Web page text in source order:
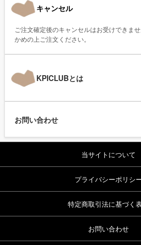
キャンセル
ご注文確定後のキャンセルはお受けできま
かめの上ご注文ください。
KPICLUBとは
お問い合わせ
当サイトについて
プライバシーポリシ
特定商取引法に基づく
お問い合わせ